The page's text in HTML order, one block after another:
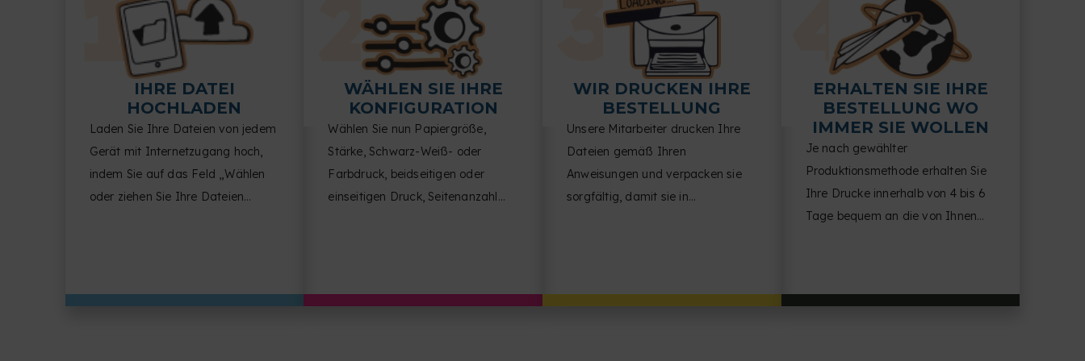
IHRE DATEI
HOCHLADEN
Laden Sie Ihre Dateien von jedem
Gerät mit Internetzugang hoch,
indem Sie auf das Feld „Wählen
oder ziehen Sie Ihre Dateien
WÄHLEN SIE IHRE
KONFIGURATION
Wählen Sie nun Papiergröße,
Stärke, Schwarz-Weiß- oder
Farbdruck, beidseitigen oder
einseitigen Druck, Seitenanzahl
WIR DRUCKEN IHRE
BESTELLUNG
Unsere Mitarbeiter drucken Ihre
Dateien gemäß Ihren
Anweisungen und verpacken sie
sorgfältig, damit sie in
ERHALTEN SIE IHRE
BESTELLUNG WO
IMMER SIE WOLLEN
Je nach gewählter
Produktionsmethode erhalten Sie
Ihre Drucke innerhalb von 4 bis 6
Tage bequem an die von Ihnen